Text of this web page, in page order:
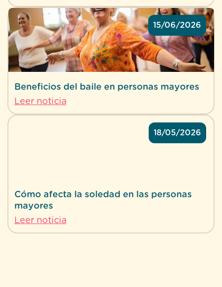
15/06/2026
Beneficios del baile en personas mayores
Leer noticia
18/05/2026
Cómo afecta la soledad en las personas
mayores
Leer noticia